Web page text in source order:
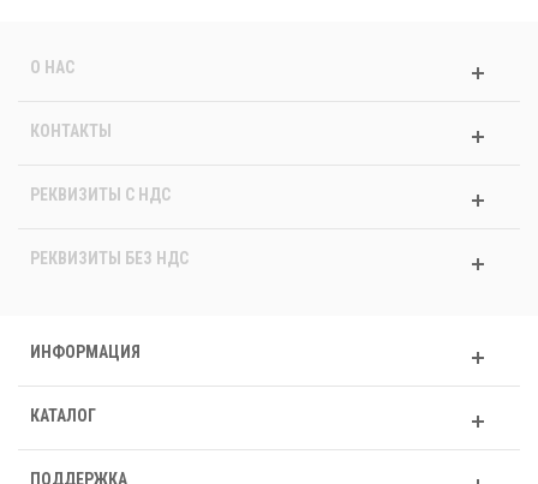
О НАС
КОНТАКТЫ
РЕКВИЗИТЫ C НДС
РЕКВИЗИТЫ БЕЗ НДС
ИНФОРМАЦИЯ
КАТАЛОГ
ПОДДЕРЖКА